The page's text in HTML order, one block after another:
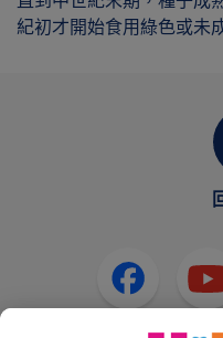
紀初才開始食用綠色或未